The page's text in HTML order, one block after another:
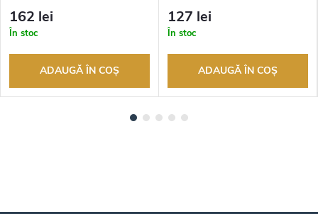
returnarea bunurilor. Vânzător
autorizat
162 lei
În stoc
ADAUGĂ ÎN COŞ
returnarea bunurilor. Vânzător
autorizat
127 lei
În stoc
ADAUGĂ ÎN COŞ